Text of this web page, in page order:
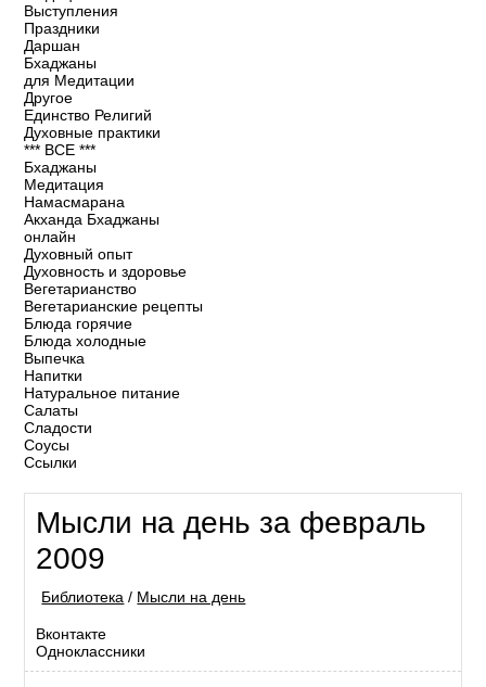
Выступления
Праздники
Даршан
Бхаджаны
для Медитации
Другое
Единство Религий
Духовные практики
*** ВСЕ ***
Бхаджаны
Медитация
Намасмарана
Акханда Бхаджаны
онлайн
Духовный опыт
Духовность и здоровье
Вегетарианство
Вегетарианские рецепты
Блюда горячие
Блюда холодные
Выпечка
Напитки
Натуральное питание
Салаты
Сладости
Соусы
Ссылки
Мысли на день за февраль
2009
Библиотека / Мысли на день
Вконтакте
Одноклассники